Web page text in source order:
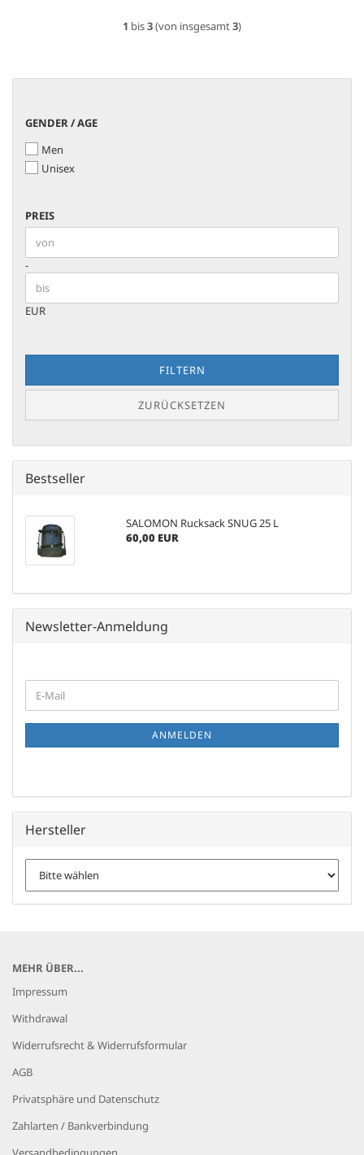
1 bis3(von insgesamt3)
GENDER
AGE
GENDER / AGE
Men
Unisex
PREIS
PREIS
Preis bis
-
EUR
FILTERN
ZURÜCKSETZEN
Bestseller
SALOMON Rucksack SNUG 25 L
60,00 EUR
Newsletter-Anmeldung
ZUR
NEWSLETTER-
E-
Mail
ANMELDEN
Hersteller
MEHR ÜBER...
Impressum
Withdrawal
Widerrufsrecht & Widerrufsformular
AGB
Privatsphäre und Datenschutz
Zahlarten / Bankverbindung